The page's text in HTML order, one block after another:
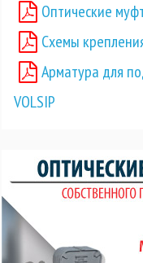
Оптические
Схемы
Арматура для
VOLSIP